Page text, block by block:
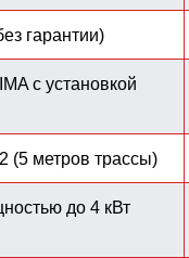
гарантии)
с установкой
(5 метров трассы)
до 4 кВт